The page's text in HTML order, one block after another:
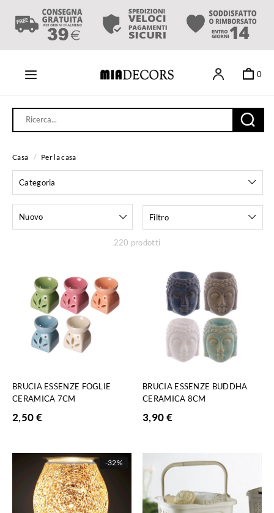
0
Casa / Per la casa
Categoria
Nuovo Filtro
220 prodotti
BRUCIA ESSENZE FOGLIE
CERAMICA 7CM
2,50€
BRUCIA ESSENZE BUDDHA
CERAMICA 8CM
3,90€
-32%